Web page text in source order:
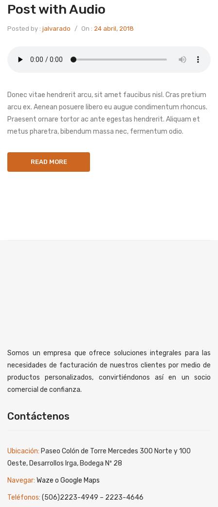
Post with Audio
Posted by : jalvarado / On : 24 abril, 2018
Donec vitae hendrerit arcu, sit amet faucibus nisl. Cras pretium
arcu ex. Aenean posuere libero eu augue condimentum rhoncus.
Praesent ornare tortor ac ante egestas hendrerit. Aliquam et
metus pharetra, bibendum massa nec, fermentum odio.
READ MORE
Somos un empresa que ofrece soluciones integrales para las
necesidades de facturación de nuestros clientes por medio de
productos personalizados, convirtiéndonos así en un socio
comercial de confianza.
Contáctenos
Ubicación: Paseo Colón de Torre Mercedes 300 Norte y 100
Oeste, Desarrollos Irga, Bodega Nº 28
Navegar: Waze o Google Maps
Teléfonos: (506)2223-4949 – 2223-4646